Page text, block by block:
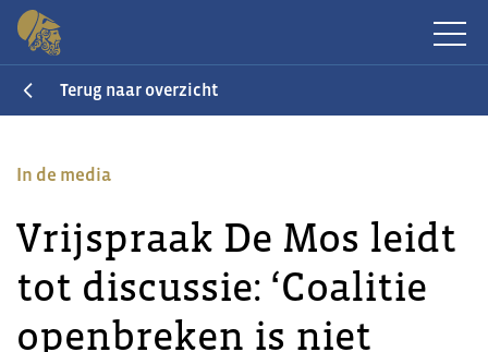
Terug naar overzicht
In de media
Vrijspraak De Mos leidt
tot discussie: ‘Coalitie
openbreken is niet